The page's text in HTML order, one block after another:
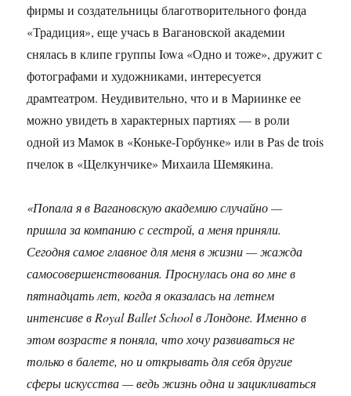
фирмы и создательницы благотворительного фонда
«Традиция», еще учась в Вагановской академии
снялась в клипе группы Iowa «Одно и тоже», дружит с
фотографами и художниками, интересуется
драмтеатром. Неудивительно, что и в Мариинке ее
можно увидеть в характерных партиях — в роли
одной из Мамок в «Коньке-Горбунке» или в Pas de trois
пчелок в «Щелкунчике» Михаила Шемякина.
«Попала я в Вагановскую академию случайно —
пришла за компанию с сестрой, а меня приняли.
Сегодня самое главное для меня в жизни — жажда
самосовершенствования. Проснулась она во мне в
пятнадцать лет, когда я оказалась на летнем
интенсиве в Royal Ballet School в Лондоне. Именно в
этом возрасте я поняла, что хочу развиваться не
только в балете, но и открывать для себя другие
сферы искусства — ведь жизнь одна и зацикливаться